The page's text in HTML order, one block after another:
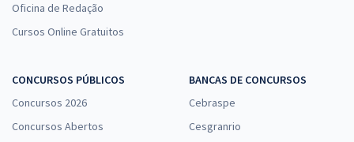
Oficina de Redação
Cursos Online Gratuitos
CONCURSOS PÚBLICOS
Concursos 2026
Concursos Abertos
BANCAS DE CONCURSOS
Cebraspe
Cesgranrio